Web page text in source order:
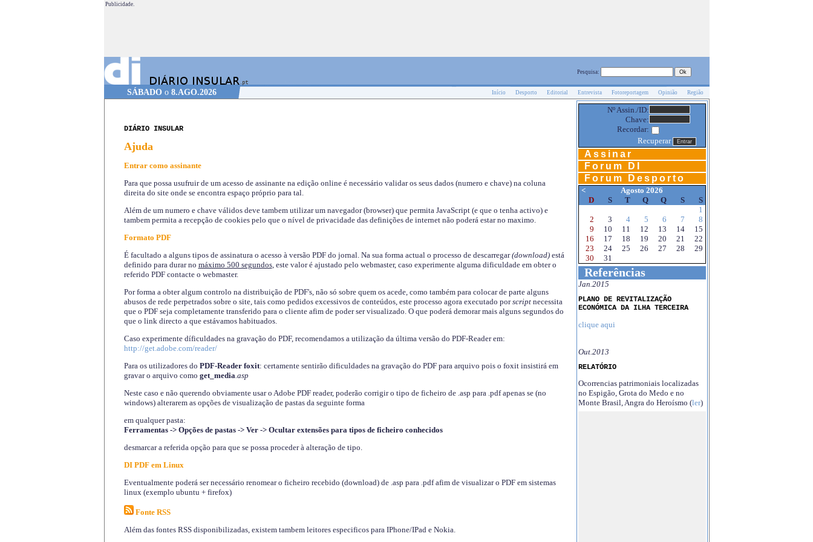
Publicidade.
Pesquisa:
SÁBADO o 8.AGO.2026 Início Desporto Editorial Entrevista Fotoreportagem Opinião Região
DIÁRIO INSULAR
Ajuda
Entrar como assinante
Para que possa usufruir de um acesso de assinante na edição online é necessário validar os seus dados (numero e chave) na coluna
direita do site onde se encontra espaço próprio para tal.
Além de um numero e chave válidos deve tambem utilizar um navegador (browser) que permita JavaScript (e que o tenha activo) e
tambem permita a recepção de cookies pelo que o nível de privacidade das definições de internet não poderá estar no maximo.
Formato PDF
É facultado a alguns tipos de assinatura o acesso à versão PDF do jornal. Na sua forma actual o processo de descarregar(download)está
definido para durar no máximo 500 segundos, este valor é ajustado pelo webmaster, caso experimente alguma dificuldade em obter o
referido PDF contacte o webmaster.
Por forma a obter algum controlo na distribuição de PDF's, não só sobre quem os acede, como também para colocar de parte alguns
abusos de rede perpetrados sobre o site, tais como pedidos excessivos de conteúdos, este processo agora executado porscriptnecessita
que o PDF seja completamente transferido para o cliente afim de poder ser visualizado. O que poderá demorar mais alguns segundos do
que o link directo a que estávamos habituados.
Caso experimente díficuldades na gravação do PDF, recomendamos a utilização da última versão do PDF-Reader em:
http://get.adobe.com/reader/
Para os utilizadores do PDF-Reader foxit: certamente sentirão dificuldades na gravação do PDF para arquivo pois o foxit insistirá em
gravar o arquivo como get_media.asp
Neste caso e não querendo obviamente usar o Adobe PDF reader, poderão corrigir o tipo de ficheiro de .asp para .pdf apenas se (no
windows) alterarem as opções de visualização de pastas da seguinte forma
em qualquer pasta:
Ferramentas -> Opções de pastas -> Ver -> Ocultar extensões para tipos de ficheiro conhecidos
desmarcar a referida opção para que se possa proceder à alteração de tipo.
DI PDF em Linux
Eventualmente poderá ser necessário renomear o ficheiro recebido (download) de .asp para .pdf afim de visualizar o PDF em sistemas
linux (exemplo ubuntu + firefox)
Fonte RSS
Além das fontes RSS disponibilizadas, existem tambem leitores especificos para IPhone/IPad e Nokia.
Nº Assin./ID:
Chave:
Recordar:
Recuperar
Assinar
Forum DI
Forum Desporto
<
Agosto 2026
D
S T Q Q S
S
1
2
3 4 5 6 7
8
9
10 11 12 13 14
15
16
17 18 19 20 21
22
23
24 25 26 27 28
29
30
31
Referências
Jan.2015
PLANO DE REVITALIZAÇÃO
ECONÓMICA DA ILHA TERCEIRA
clique aqui
Out.2013
RELATÓRIO
Ocorrencias patrimoniais localizadas
no Espigão, Grota do Medo e no
Monte Brasil, Angra do Heroísmo (ler)